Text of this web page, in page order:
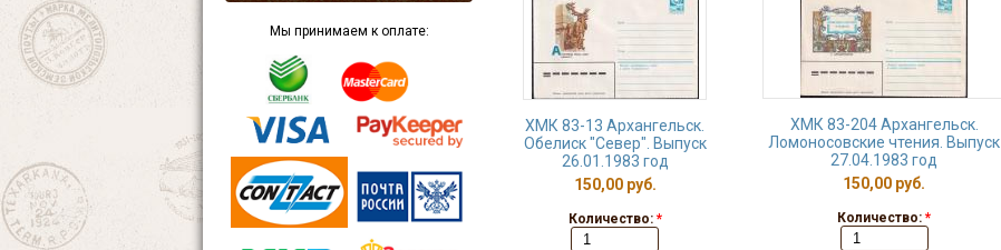
Мы принимаем к оплате:
ХМК 83-13 Архангельск.
Обелиск "Север". Выпуск
26.01.1983 год
150,00 руб.
Количество: *
ХМК 83-204 Архангельск.
Ломоносовские чтения. Выпуск
27.04.1983 год
150,00 руб.
Количество: *